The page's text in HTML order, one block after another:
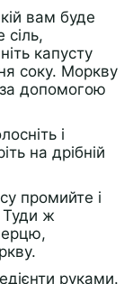
вам буде
сіль,
капусту
соку. Моркву
за допомогою
і
на дрібній
промийте і
Туди ж
руками.